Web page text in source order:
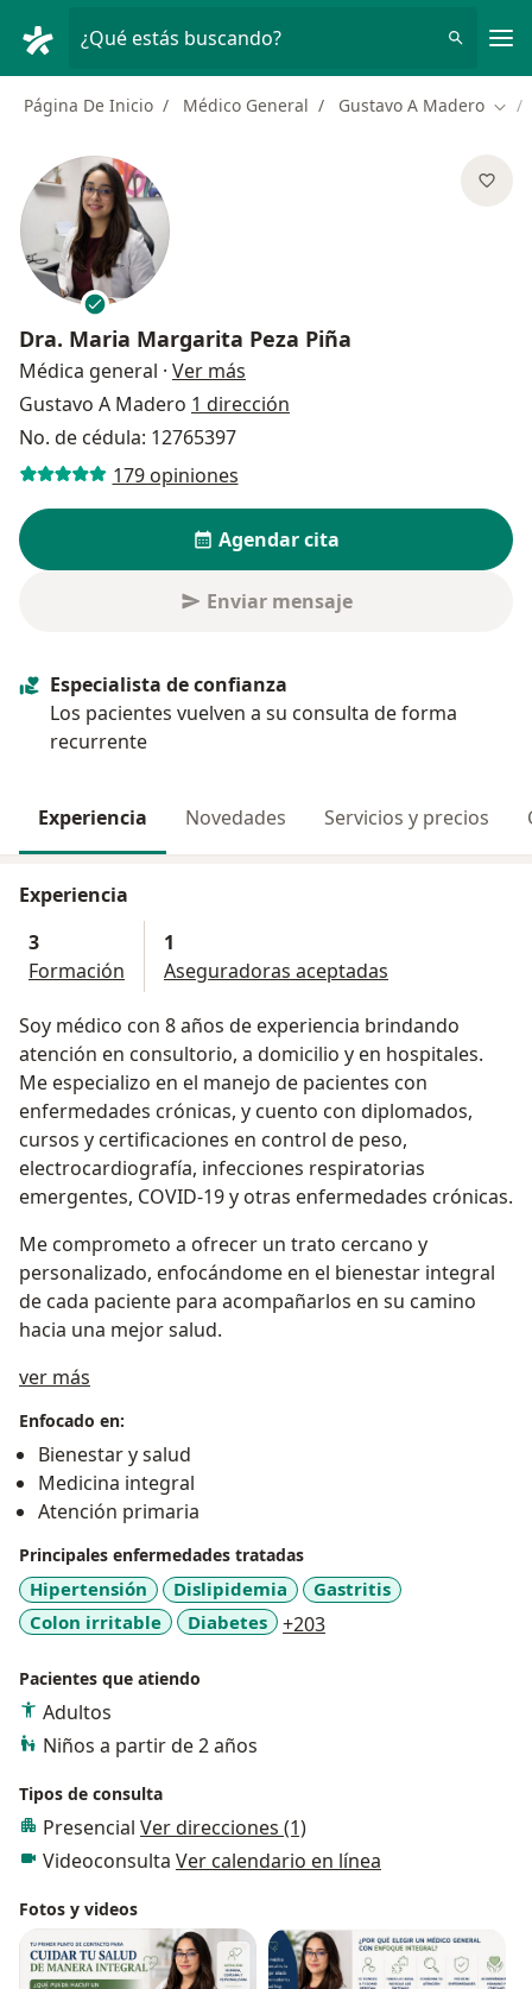
¿Qué estás buscando?
Página De Inicio Médico General Gustavo A Madero
Dra. Maria Margarita Peza Piña
Médica general · Ver más
Gustavo A Madero 1 dirección
No. de cédula: 12765397
179 opiniones
Agendar cita
Enviar mensaje
Especialista de confianza
Los pacientes vuelven a su consulta de forma
recurrente
Experiencia Novedades Servicios y precios
Experiencia
3
Formación
1
Aseguradoras aceptadas
Soy médico con 8 años de experiencia brindando
atención en consultorio, a domicilio y en hospitales.
Me especializo en el manejo de pacientes con
enfermedades crónicas, y cuento con diplomados,
cursos y certificaciones en control de peso,
electrocardiografía, infecciones respiratorias
emergentes, COVID-19 y otras enfermedades crónicas.
Me comprometo a ofrecer un trato cercano y
personalizado, enfocándome en el bienestar integral
de cada paciente para acompañarlos en su camino
hacia una mejor salud.
ver más
Enfocado en:
Bienestar y salud
Medicina integral
Atención primaria
Principales enfermedades tratadas
Hipertensión Dislipidemia
Gastritis
Colon irritable
Diabetes +203
Pacientes que atiendo
Adultos
Niños a partir de 2 años
Tipos de consulta
Presencial Ver direcciones (1)
Videoconsulta Ver calendario en línea
Fotos y videos